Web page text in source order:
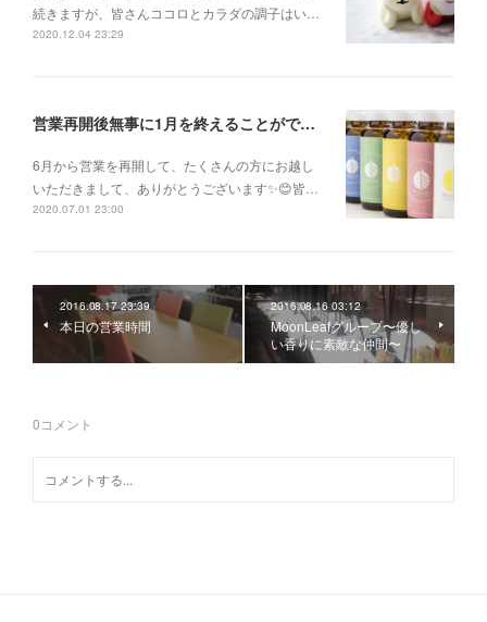
続きますが、皆さんココロとカラダの調子はい…
2020.12.04 23:29
営業再開後無事に1月を終えることができました✨
6月から営業を再開して、たくさんの方にお越し
いただきまして、ありがとうございます✨😊皆…
2020.07.01 23:00
2016.08.17 23:39
本日の営業時間
2016.08.16 03:12
MoonLeafグループ〜優し
い香りに素敵な仲間〜
0コメント